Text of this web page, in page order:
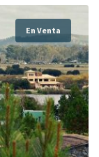
En Venta